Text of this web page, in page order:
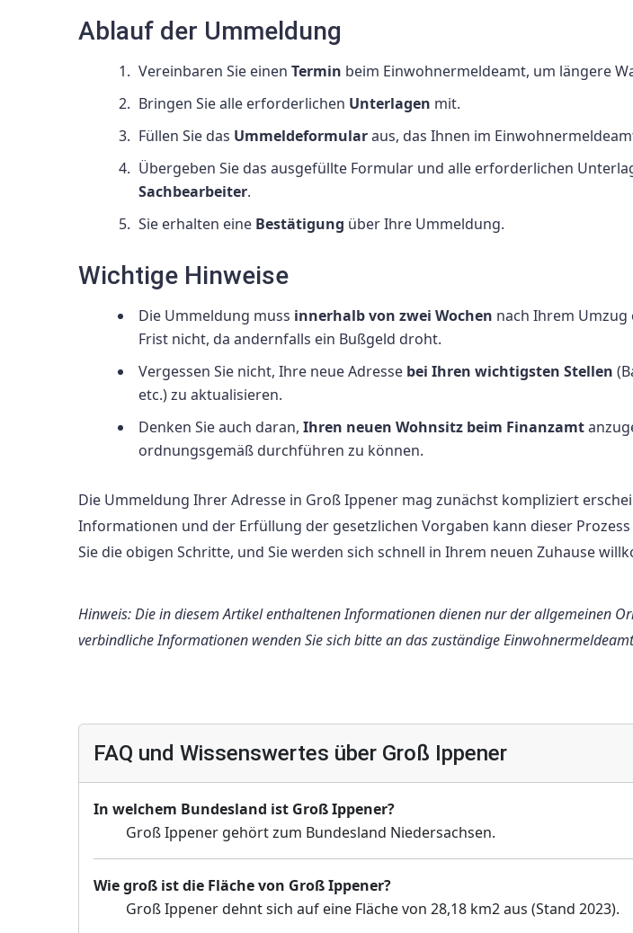
Ablauf der Ummeldung
Vereinbaren Sie einen Termin beim Einwohnermeldeamt, um längere
Bringen Sie alle erforderlichen Unterlagen mit.
Füllen Sie das Ummeldeformularaus, das Ihnen im
Übergeben Sie das ausgefüllte Formular und alle erforderlichen
Sachbearbeiter.
Sie erhalten eine Bestätigung über Ihre Ummeldung.
Wichtige Hinweise
Die Ummeldung muss innerhalb von zwei Wochen nach Ihrem Umzug
Frist nicht, da andernfalls ein Bußgeld droht.
Vergessen Sie nicht, Ihre neue Adresse bei Ihren wichtigsten Stellen
etc.) zu aktualisieren.
Denken Sie auch daran, Ihren neuen Wohnsitz beim Finanzamt
ordnungsgemäß durchführen zu können.
Die Ummeldung Ihrer Adresse in Groß Ippener mag zunächst kompliziert
Informationen und der Erfüllung der gesetzlichen Vorgaben kann dieser
Sie die obigen Schritte, und Sie werden sich schnell in Ihrem neuen Zuhause
Hinweis: Die in diesem Artikel enthaltenen Informationen dienen nur der allgemeinen
verbindliche Informationen wenden Sie sich bitte an das zuständige
FAQ und Wissenswertes über Groß Ippener
In welchem Bundesland ist Groß Ippener?
Groß Ippener gehört zum Bundesland Niedersachsen.
Wie groß ist die Fläche von Groß Ippener?
Groß Ippener dehnt sich auf eine Fläche von 28,18 km2 aus (Stand 2023).